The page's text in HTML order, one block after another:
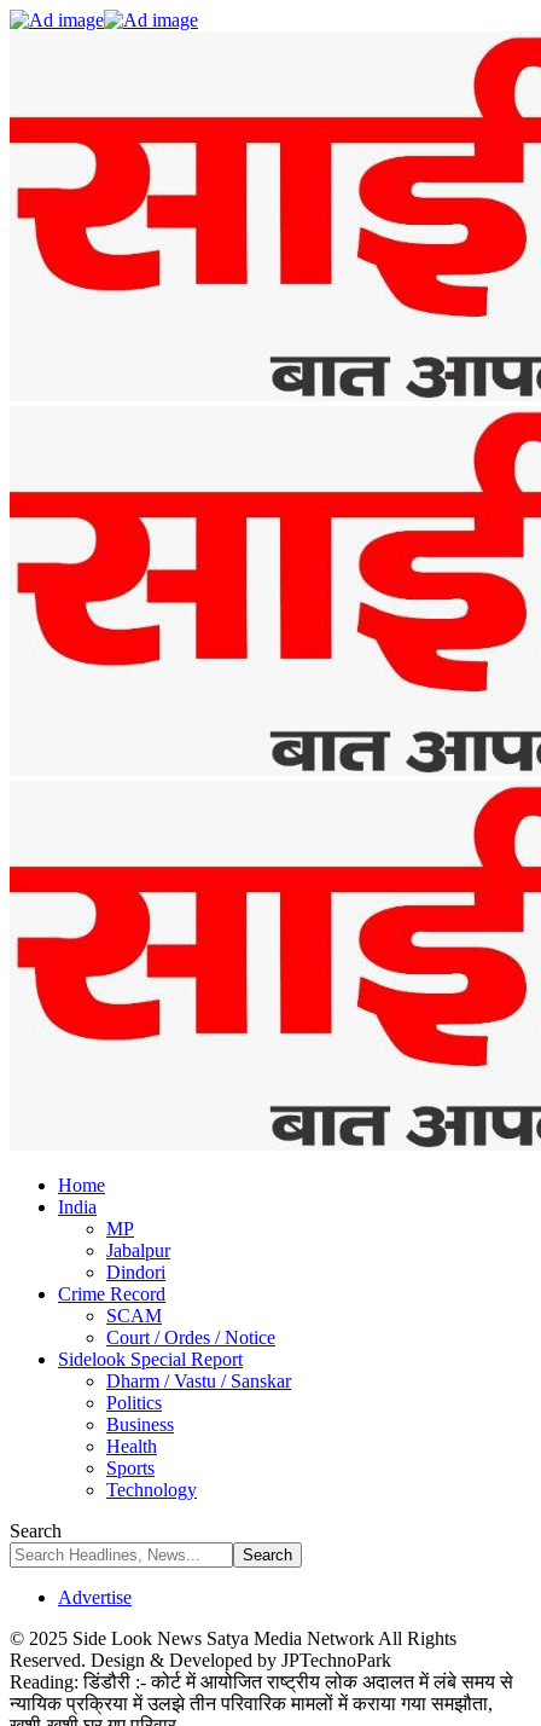
Home
India
MP
Jabalpur
Dindori
Crime Record
SCAM
Court / Ordes / Notice
Sidelook Special Report
Dharm / Vastu / Sanskar
Politics
Business
Health
Sports
Technology
Search
Advertise
© 2025 Side Look News Satya Media Network All Rights
Reserved. Design & Developed by JPTechnoPark
Reading: डिंडौरी :- कोर्ट में आयोजित राष्ट्रीय लोक अदालत में लंबे समय से
न्यायिक प्रक्रिया में उलझे तीन परिवारिक मामलों में कराया गया समझौता,